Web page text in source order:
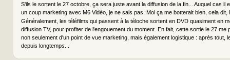
S'ils le sortent le 27 octobre, ça sera juste avant la diffusion de la fin... Auquel cas il
un coup marketing avec M6 Vidéo, je ne sais pas. Moi ça me botterait bien, cela dit,
Généralement, les téléfilms qui passent à la téloche sortent en DVD quasiment en
diffusion TV, pour profiter de l'engouement du moment. En fait, cette sortie le 27 me
non seulement d'un point de vue marketing, mais également logistique : après tout,
depuis longtemps...